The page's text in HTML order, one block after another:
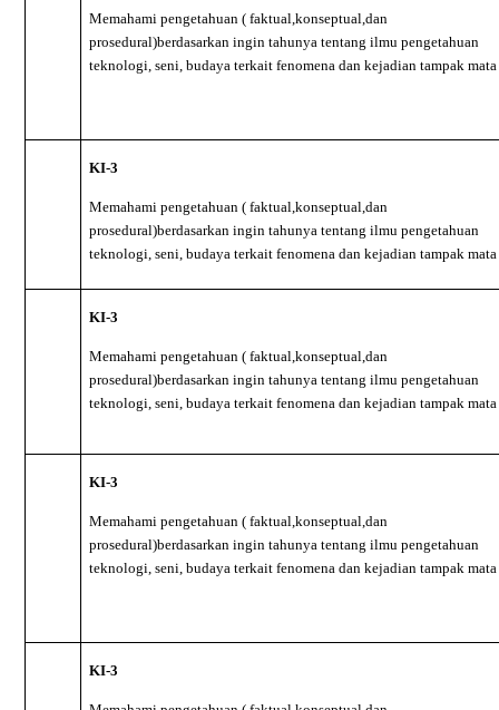
Memahami pengetahuan ( faktual,konseptual,dan
prosedural)berdasarkan ingin tahunya tentang ilmu pengetahuan
teknologi, seni, budaya terkait fenomena dan kejadian tampak mata
KI-3
Memahami pengetahuan ( faktual,konseptual,dan
prosedural)berdasarkan ingin tahunya tentang ilmu pengetahuan
teknologi, seni, budaya terkait fenomena dan kejadian tampak mata
KI-3
Memahami pengetahuan ( faktual,konseptual,dan
prosedural)berdasarkan ingin tahunya tentang ilmu pengetahuan
teknologi, seni, budaya terkait fenomena dan kejadian tampak mata
KI-3
Memahami pengetahuan ( faktual,konseptual,dan
prosedural)berdasarkan ingin tahunya tentang ilmu pengetahuan
teknologi, seni, budaya terkait fenomena dan kejadian tampak mata
KI-3